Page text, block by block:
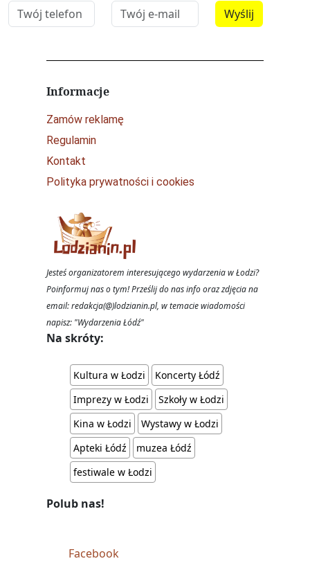
Informacje
Zamów reklamę
Regulamin
Kontakt
Polityka prywatności i cookies
Jesteś organizatorem interesującego wydarzenia w Łodzi?
Poinformuj nas o tym! Prześlij do nas info oraz zdjęcia na
email: redakcja(@)lodzianin.pl, w temacie wiadomości
napisz: "Wydarzenia Łódź"
Na skróty:
Kultura w Łodzi
Koncerty Łódź
Imprezy w Łodzi
Szkoły w Łodzi
Kina w Łodzi
Wystawy w Łodzi
Apteki Łódź
muzea Łódź
festiwale w Łodzi
Polub nas!
Facebook